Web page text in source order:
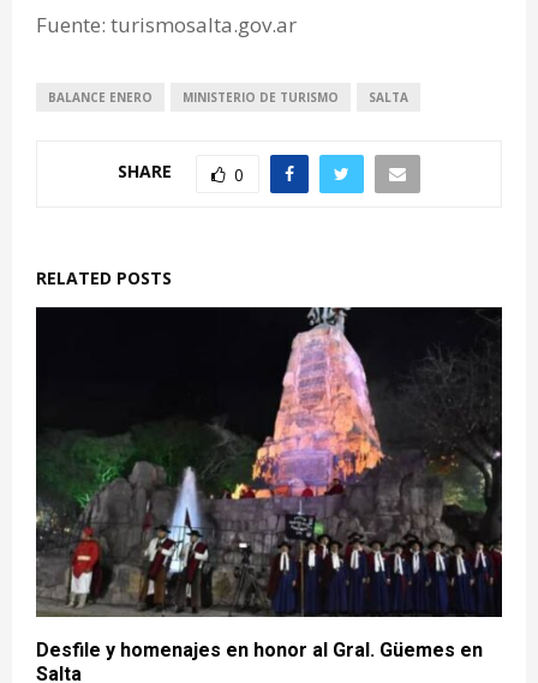
Fuente: turismosalta.gov.ar
BALANCE ENERO MINISTERIO DE TURISMO SALTA
SHARE 0
RELATED POSTS
Desfile y homenajes en honor al Gral. Güemes en
Salta